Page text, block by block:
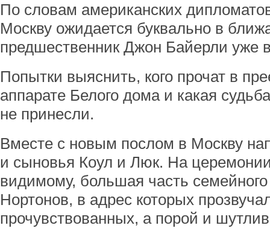
По словам американских
Москву ожидается буквально в
предшественник Джон Байерли уже
Попытки выяснить, кого прочат в
аппарате Белого дома и какая
не принесли.
Вместе с новым послом в Москву
и сыновья Коул и Люк. На
видимому, большая часть
Нортонов, в адрес которых
прочувствованных, а порой и